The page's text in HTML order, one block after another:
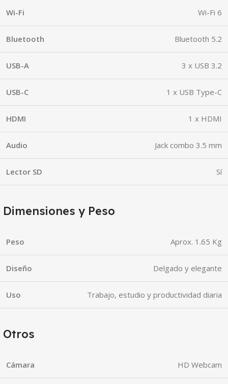
Wi-Fi Wi-Fi 6
Bluetooth Bluetooth 5.2
USB-A 3 x USB 3.2
USB-C 1 x USB Type-C
HDMI 1 x HDMI
Audio Jack combo 3.5 mm
Lector SD Sí
Dimensiones y Peso
Peso Aprox. 1.65 Kg
Diseño Delgado y elegante
Uso Trabajo, estudio y productividad diaria
Otros
Cámara HD Webcam